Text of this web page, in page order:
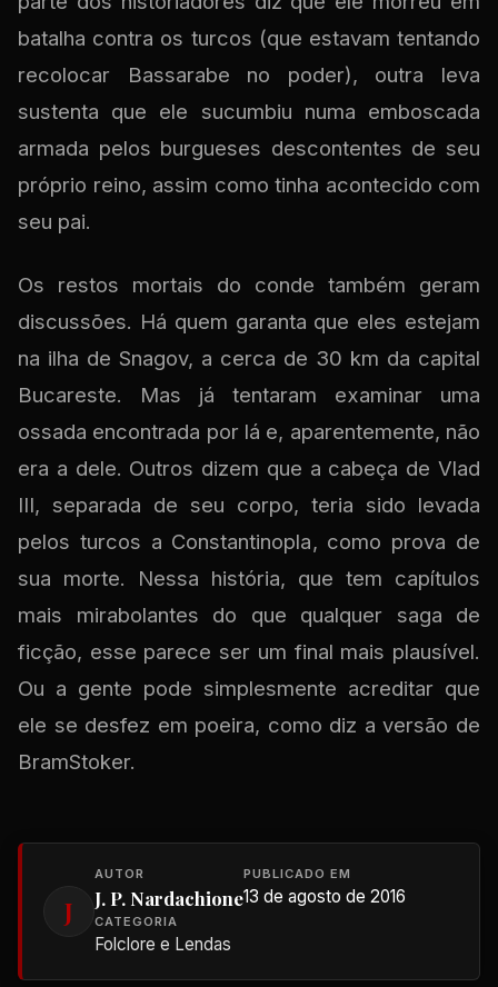
batalha contra os turcos (que estavam tentando
recolocar Bassarabe no poder), outra leva
sustenta que ele sucumbiu numa emboscada
armada pelos burgueses descontentes de seu
próprio reino, assim como tinha acontecido com
seu pai.
Os restos mortais do conde também geram
discussões. Há quem garanta que eles estejam
na ilha de Snagov, a cerca de 30 km da capital
Bucareste. Mas já tentaram examinar uma
ossada encontrada por lá e, aparentemente, não
era a dele. Outros dizem que a cabeça de Vlad
III, separada de seu corpo, teria sido levada
pelos turcos a Constantinopla, como prova de
sua morte. Nessa história, que tem capítulos
mais mirabolantes do que qualquer saga de
ficção, esse parece ser um final mais plausível.
Ou a gente pode simplesmente acreditar que
ele se desfez em poeira, como diz a versão de
BramStoker.
J
AUTOR
J. P. Nardachione
PUBLICADO EM
13 de agosto de 2016
CATEGORIA
Folclore e Lendas